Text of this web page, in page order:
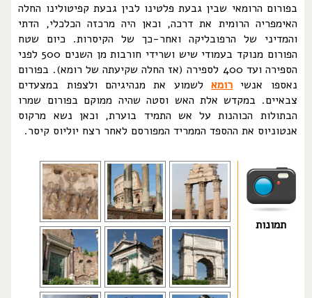
בפורום הרומאי שבין גבעת פלטינו לבין גבעת קפיטולינו החלה
האימפריה הרומית את דרכה, וכאן היה מרכזה הכלכלי, הדתי
והמדיני של הרפובליקה ואחר-כך של הקיסרות. כיום שטח
הפורום מנוקד בעמודי שיש ושרידי חורבות מן השנים 500 לפני
הספירה ועד 400 לספירה (אז החלה שקיעתה של רומא). בפורום
נאספו אנשי רומאלשמוע את מנהיגיהם ולצפות במצעדים
צבאיים. במקדש אלת האש וסטה שהיה ממוקם בפורום שמרו
הבתולות הכוהנות על אש התמיד בוערת, וכאן נשא מרקוס
אנטוניוס את ההספד הממריד המפורסם לאחר רצח יוליוס קיסר.
תמונות